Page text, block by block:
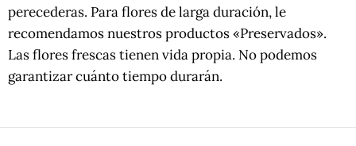
perecederas. Para flores de larga duración, le
recomendamos nuestros productos «Preservados».
Las flores frescas tienen vida propia. No podemos
garantizar cuánto tiempo durarán.